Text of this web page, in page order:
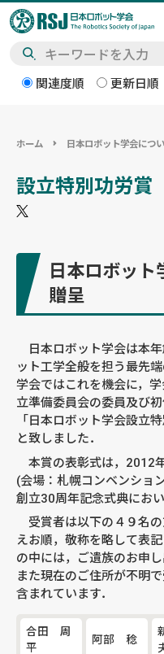
関連度順 更新日順
ホーム 日本ロボット学会につ
設立特別功労賞
日本ロボット
贈呈
日本ロボット学会は本
ット工学全般を担う最先
学会ではこれを機会に，
立準備委員会の委員及び
「日本ロボット学会設立
と致しました．
本賞の表彰式は，2012
(会場：札幌コンベンショ
創立30周年記念式典にお
受賞者は以下の４９名の
えお順，敬称を略して表
の中には，ご遺族のお申
また現在のご住所が不明
含まれています．
合田 周
平
阿部 稔